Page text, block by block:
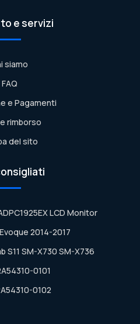
e servizi
siamo
FAQ
e Pagamenti
rimborso
del sito
LCD Monitor
2014-2017
S11 SM-X730 SM-X736
0101
0102